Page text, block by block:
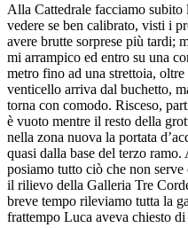
Alla Cattedrale facciamo
vedere se ben calibrato, visti i
avere brutte sorprese più tardi;
mi arrampico ed entro su una
metro fino ad una strettoia,
venticello arriva dal buchetto,
torna con comodo. Risceso,
è vuoto mentre il resto della
nella zona nuova la portata
quasi dalla base del terzo
posiamo tutto ciò che non
il rilievo della Galleria Tre
breve tempo rileviamo tutta la
frattempo Luca aveva chiesto